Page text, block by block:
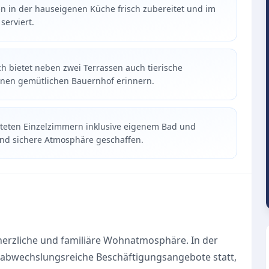
in der hauseigenen Küche frisch zubereitet und im
bietet neben zwei Terrassen auch tierische
gemütlichen Bauernhof erinnern.
Einzelzimmern inklusive eigenem Bad und
sichere Atmosphäre geschaffen.
und familiäre Wohnatmosphäre. In der
Beschäftigungsangebote statt,